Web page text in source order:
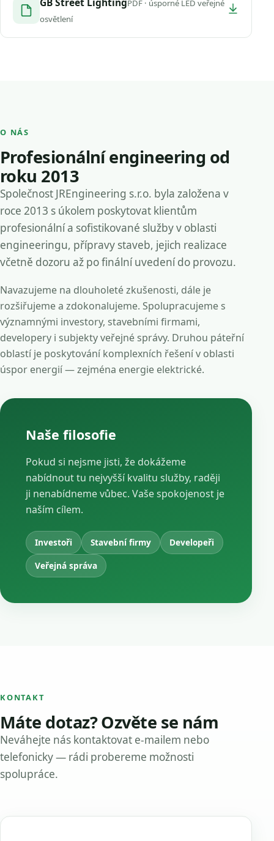
PDF · úsporné LED veřejné
osvětlení
O NÁS
Profesionální engineering od
roku 2013
Společnost JREngineering s.r.o. byla založena v
roce 2013 s úkolem poskytovat klientům
profesionální a sofistikované služby v oblasti
engineeringu, přípravy staveb, jejich realizace
včetně dozoru až po finální uvedení do provozu.
Navazujeme na dlouholeté zkušenosti, dále je
rozšiřujeme a zdokonalujeme. Spolupracujeme s
významnými investory, stavebními firmami,
developery i subjekty veřejné správy. Druhou páteřní
oblastí je poskytování komplexních řešení v oblasti
úspor energií — zejména energie elektrické.
Naše filosofie
Pokud si nejsme jisti, že dokážeme
nabídnout tu nejvyšší kvalitu služby, raději
ji nenabídneme vůbec. Vaše spokojenost je
naším cílem.
Investoři Stavební firmy
Developeři
Veřejná správa
KONTAKT
Máte dotaz? Ozvěte se nám
Neváhejte nás kontaktovat e-mailem nebo
telefonicky — rádi probereme možnosti
spolupráce.